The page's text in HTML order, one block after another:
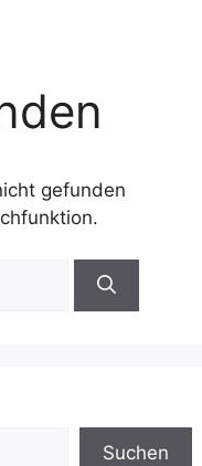
gefunden
Suchen